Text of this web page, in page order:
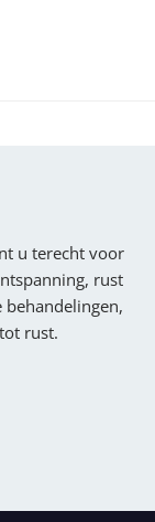
u terecht voor
rust
behandelingen,
rust.